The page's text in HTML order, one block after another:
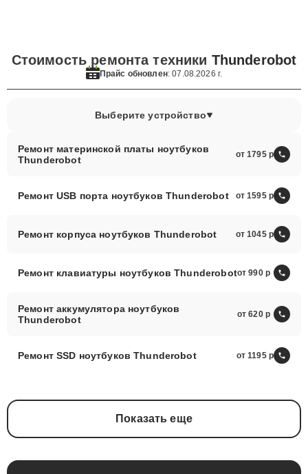
Стоимость ремонта техники Thunderobot
Прайс обновлен: 07.08.2026 г.
Выберите устройство
Ремонт материнской платы ноутбуков
Thunderobot
от 1795
Ремонт USB порта ноутбуков Thunderobot от 1595
Ремонт корпуса ноутбуков Thunderobot от 1045
Ремонт клавиатуры ноутбуков Thunderobotот 990
Ремонт аккумулятора ноутбуков
Thunderobot
от 620
Ремонт SSD ноутбуков Thunderobot от 1195
Показать еще